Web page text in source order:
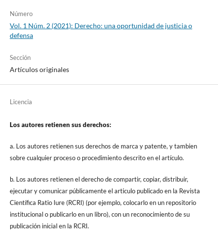
Número
Vol. 1 Núm. 2 (2021): Derecho: una oportunidad de justicia o
defensa
Sección
Artículos originales
Licencia
Los autores retienen sus derechos:
a. Los autores retienen sus derechos de marca y patente, y tambien
sobre cualquier proceso o procedimiento descrito en el artículo.
b. Los autores retienen el derecho de compartir, copiar, distribuir,
ejecutar y comunicar públicamente el articulo publicado en la Revista
Científica Ratio Iure (RCRI) (por ejemplo, colocarlo en un repositorio
institucional o publicarlo en un libro), con un reconocimiento de su
publicación inicial en la RCRI.